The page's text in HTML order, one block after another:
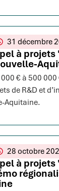
31 décembre
à projets
€ à 500 000
de R&D et
Aquitaine.
28 octobre
à projets